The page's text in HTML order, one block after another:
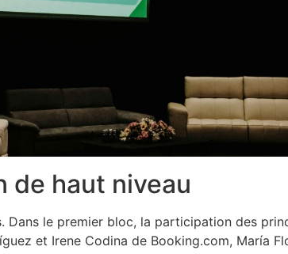
de haut niveau
Dans le premier bloc, la participation des
et Irene Codina de Booking.com, María